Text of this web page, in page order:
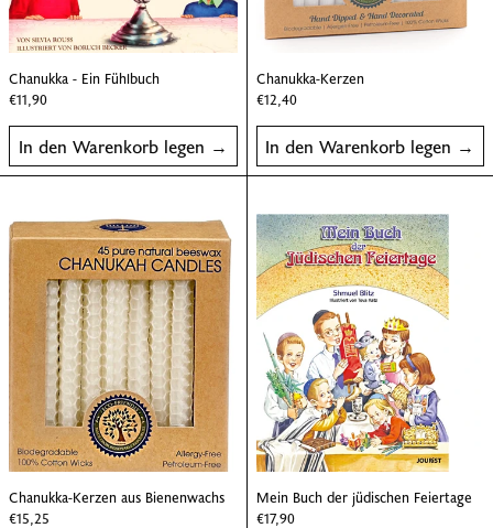
Chanukka - Ein Fühlbuch
€11,90
In den Warenkorb legen
Chanukka-Kerzen
€12,40
In den Warenkorb legen
Chanukka-Kerzen aus Bienenwachs
€15,25
Mein Buch der jüdischen Feiertage
€17,90